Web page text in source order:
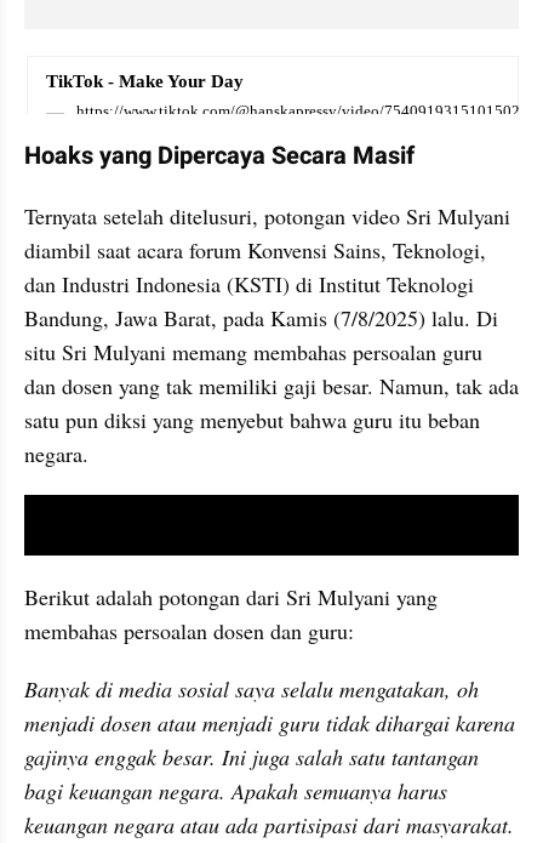
Hoaks yang Dipercaya Secara Masif
Ternyata setelah ditelusuri, potongan video Sri Mulyani
diambil saat acara forum Konvensi Sains, Teknologi,
dan Industri Indonesia (KSTI) di Institut Teknologi
Bandung, Jawa Barat, pada Kamis (7/8/2025) lalu. Di
situ Sri Mulyani memang membahas persoalan guru
dan dosen yang tak memiliki gaji besar. Namun, tak ada
satu pun diksi yang menyebut bahwa guru itu beban
negara.
Berikut adalah potongan dari Sri Mulyani yang
membahas persoalan dosen dan guru:
Banyak di media sosial saya selalu mengatakan, oh
menjadi dosen atau menjadi guru tidak dihargai karena
gajinya enggak besar. Ini juga salah satu tantangan
bagi keuangan negara. Apakah semuanya harus
keuangan negara atau ada partisipasi dari masyarakat.